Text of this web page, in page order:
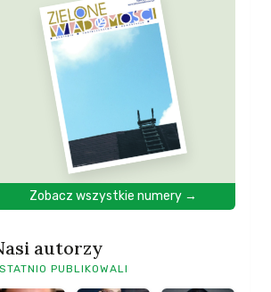
Zobacz wszystkie numery →
autorzy
PUBLIKOWALI